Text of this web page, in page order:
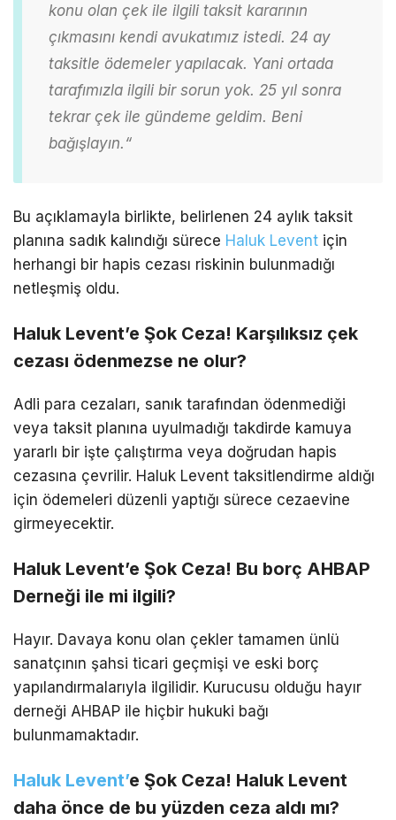
konu olan çek ile ilgili taksit kararının
çıkmasını kendi avukatımız istedi. 24 ay
taksitle ödemeler yapılacak. Yani ortada
tarafımızla ilgili bir sorun yok. 25 yıl sonra
tekrar çek ile gündeme geldim. Beni
bağışlayın. “
Bu açıklamayla birlikte, belirlenen 24 aylık taksit
planına sadık kalındığı sürece Haluk Levent için
herhangi bir hapis cezası riskinin bulunmadığı
netleşmiş oldu.
Haluk Levent’e Şok Ceza! Karşılıksız çek
cezası ödenmezse ne olur?
Adli para cezaları, sanık tarafından ödenmediği
veya taksit planına uyulmadığı takdirde kamuya
yararlı bir işte çalıştırma veya doğrudan hapis
cezasına çevrilir. Haluk Levent taksitlendirme aldığı
için ödemeleri düzenli yaptığı sürece cezaevine
girmeyecektir.
Haluk Levent’e Şok Ceza! Bu borç AHBAP
Derneği ile mi ilgili?
Hayır. Davaya konu olan çekler tamamen ünlü
sanatçının şahsi ticari geçmişi ve eski borç
yapılandırmalarıyla ilgilidir. Kurucusu olduğu hayır
derneği AHBAP ile hiçbir hukuki bağı
bulunmamaktadır.
Haluk Levent’e Şok Ceza! Haluk Levent
daha önce de bu yüzden ceza aldı mı?